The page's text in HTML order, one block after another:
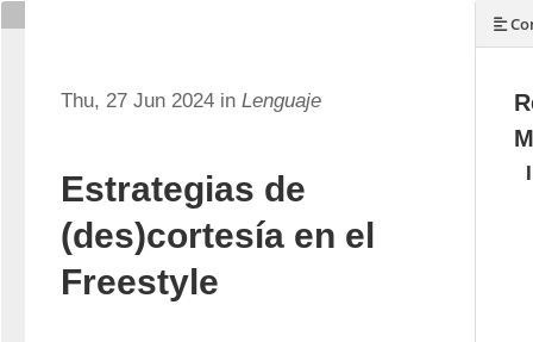
Thu, 27 Jun 2024 in Lenguaje
Estrategias de
(des)cortesía en el
Freestyle